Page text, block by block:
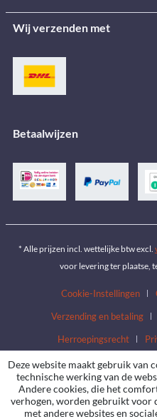
Wij verzenden met
Betaalwijzen
* Alle prijzen incl. wettelijke btw excl.
voor levering ter plaatse,
Cookie-Instellingen
Verzending en betaling
Herroepingsrecht
Deze website maakt gebruik van
technische werking van de
Andere cookies, die het
verhogen, worden gebruikt voor
met andere websites en